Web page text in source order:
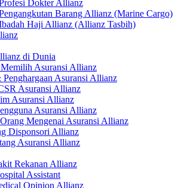
Dokter Allianz
Barang Allianz (Marine Cargo)
Haji Allianz (Allianz Tasbih)
di Dunia
Asuransi Allianz
Penghargaan Asuransi Allianz
Asuransi Allianz
Asuransi Allianz
Asuransi Allianz
Mengenai Asuransi Allianz
Disponsori Allianz
Asuransi Allianz
Rekanan Allianz
Assistant
Opinion Allianz